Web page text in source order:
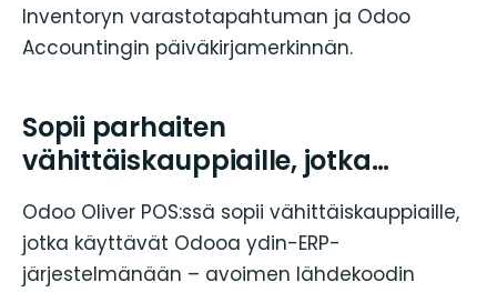
Inventoryn varastotapahtuman ja Odoo
Accountingin päiväkirjamerkinnän.
Sopii parhaiten
vähittäiskauppiaille, jotka…
Odoo Oliver POS:ssä sopii vähittäiskauppiaille,
jotka käyttävät Odooa ydin-ERP-
järjestelmänään – avoimen lähdekoodin